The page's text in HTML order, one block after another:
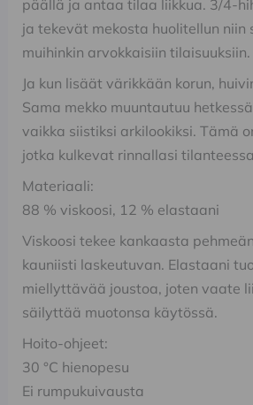
päällä ja antaa tilaa liikkua. 3/4-
ja tekevät mekosta huolitellun niin
muihinkin arvokkaisiin tilaisuuksiin.
Ja kun lisäät värikkään korun,
Sama mekko muuntautuu
vaikka siistiksi arkilookiksi. Tämä
jotka kulkevat rinnallasi
Materiaali:
88 % viskoosi, 12 % elastaani
Viskoosi tekee kankaasta
kauniisti laskeutuvan. Elastaani
miellyttävää joustoa, joten vaate
säilyttää muotonsa käytössä.
Hoito-ohjeet:
30 °C hienopesu
Ei rumpukuivausta